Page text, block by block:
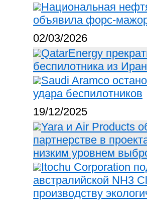
Национальная
объявила форс-
02/03/2026
QatarEnergy
беспилотника из
Saudi Aramco
удара беспилотников
19/12/2025
Yara и Air Products
партнерстве в
низким уровнем
Itochu Corporation
австралийской NH3
производству